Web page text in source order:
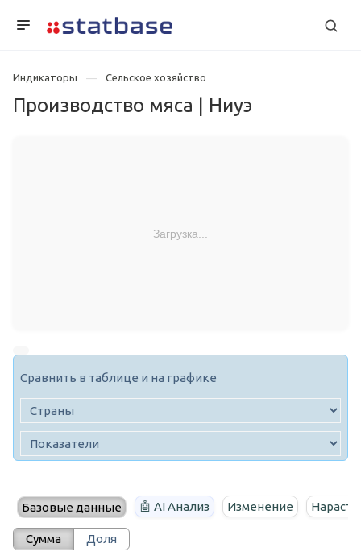
Индикаторы Сельское хозяйство
Производство мяса | Ниуэ
Загрузка...
Сравнить в таблице и на графике
Базовые данные 🤖 AI Анализ Изменение
Сумма Доля